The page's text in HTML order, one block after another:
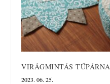
VIRÁGMINTÁS TŰPÁRNA
2023. 06. 25.